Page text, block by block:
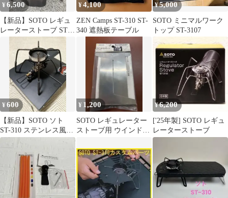
¥6,500
【新品】SOTO レギュ
レーターストーブ ST-
¥4,100
ZEN Camps ST-310 ST-
340 遮熱板テーブル
¥5,000
SOTO ミニマルワーク
トップ ST-3107
¥600
【新品】SOTO ソト
ST-310 ステンレス風
防 ウインドスクリー
¥ 1,200
SOTO レギュレーター
ストーブ用 ウインドス
¥6,200
['25年製] SOTO レギュ
レーターストーブ